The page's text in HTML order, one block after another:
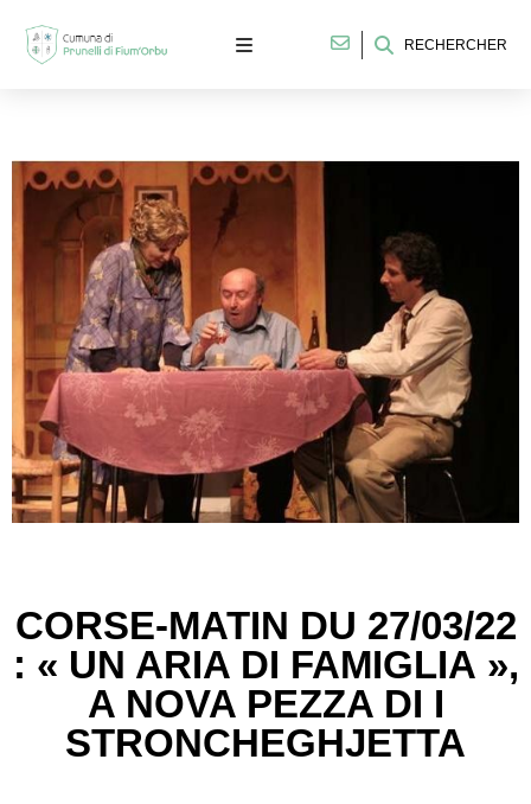
RECHERCHER
CORSE-MATIN DU 27/03/22
: « UN ARIA DI FAMIGLIA »,
A NOVA PEZZA DI I
STRONCHEGHJETTA